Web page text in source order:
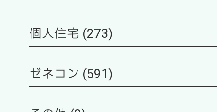
個人住宅 (273)
ゼネコン (591)